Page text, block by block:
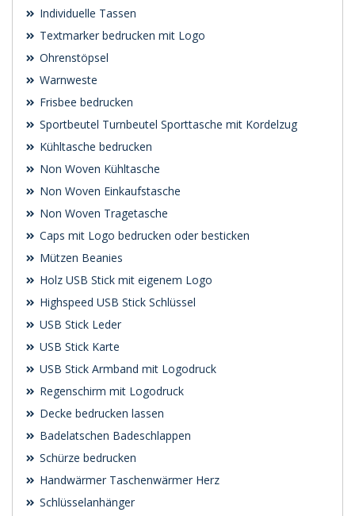
Individuelle Tassen
Textmarker bedrucken mit Logo
Ohrenstöpsel
Warnweste
Frisbee bedrucken
Sportbeutel Turnbeutel Sporttasche mit Kordelzug
Kühltasche bedrucken
Non Woven Kühltasche
Non Woven Einkaufstasche
Non Woven Tragetasche
Caps mit Logo bedrucken oder besticken
Mützen Beanies
Holz USB Stick mit eigenem Logo
Highspeed USB Stick Schlüssel
USB Stick Leder
USB Stick Karte
USB Stick Armband mit Logodruck
Regenschirm mit Logodruck
Decke bedrucken lassen
Badelatschen Badeschlappen
Schürze bedrucken
Handwärmer Taschenwärmer Herz
Schlüsselanhänger